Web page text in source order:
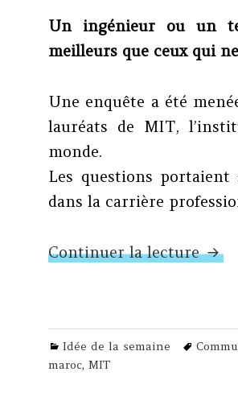
Un ingénieur ou un
meilleurs que ceux qui
Une enquête a été
lauréats de MIT,
monde.
Les questions
dans la carrière
Continuer la lecture
Categories
Idée de la semaine Tags
maroc,MIT